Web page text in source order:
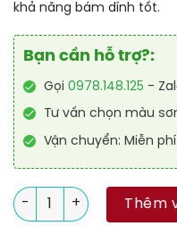
khả năng bám dính tốt.
Bạn cần hỗ trợ?:
Gọi 0978.148.125 -
Tư vấn chọn màu
Vận chuyển: Miễn
Sơn sàn nhà để xe
Thêm